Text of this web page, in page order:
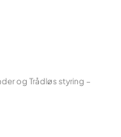
og Trådløs styring –